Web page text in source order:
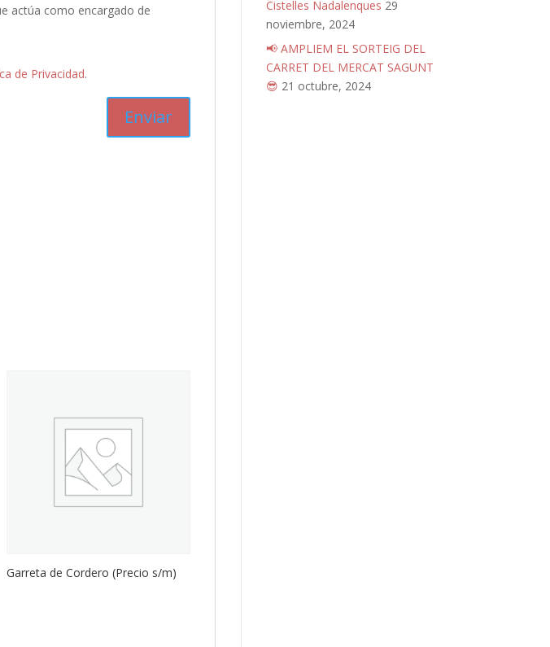
actúa como encargado de
de Privacidad.
Garreta de Cordero (Precio s/m)
Cistelles Nadalenques 29
noviembre, 2024
📢 AMPLIEM EL SORTEIG DEL
CARRET DEL MERCAT SAGUNT
😎 21 octubre, 2024